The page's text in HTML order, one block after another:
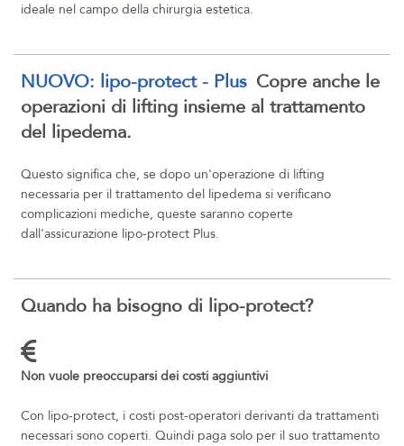
ideale nel campo della chirurgia estetica.
NUOVO: lipo-protect - Plus Copre anche le
operazioni di lifting insieme al trattamento
del lipedema.
Questo significa che, se dopo un'operazione di lifting
necessaria per il trattamento del lipedema si verificano
complicazioni mediche, queste saranno coperte
dall'assicurazione lipo-protect Plus.
Quando ha bisogno di lipo-protect?
Non vuole preoccuparsi dei costi aggiuntivi
Con lipo-protect, i costi post-operatori derivanti da trattamenti
necessari sono coperti. Quindi paga solo per il suo trattamento